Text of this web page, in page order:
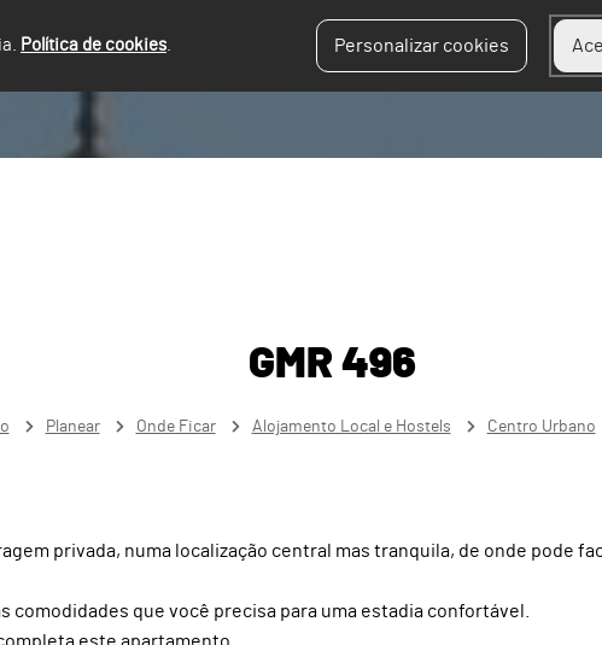
Política de cookies. Personalizar cookies
GMR 496
Planear Onde Ficar Alojamento Local e Hostels Centro Urbano
privada, numa localização central mas tranquila, de onde pode
que você precisa para uma estadia confortável.